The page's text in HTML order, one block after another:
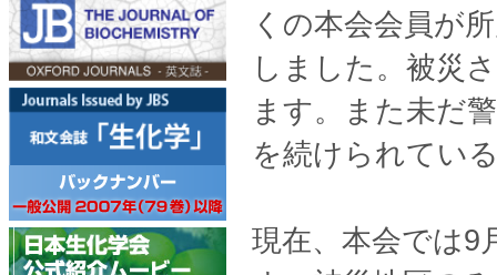
くの本会会員が
しました。被災
ます。また未だ
を続けられてい
現在、本会では9